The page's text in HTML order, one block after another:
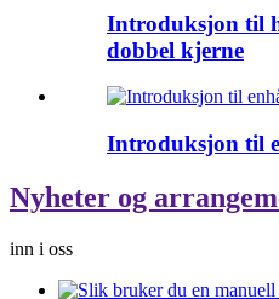
Introduksjon til
dobbel kjerne
Introduksjon til
Nyheter og
inn i oss